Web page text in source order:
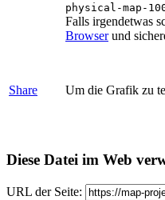
physical-map-
Falls irgendetwas
Browserund
Share Um die Grafik zu
Diese Datei im Web
URL der Seite: